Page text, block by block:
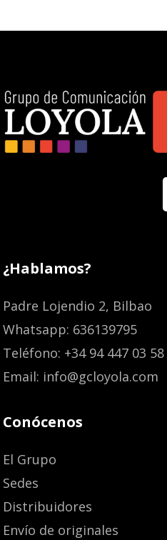
¿Hablamos?
Padre Lojendio 2, Bilbao
Whatsapp: 636139795
Teléfono: +34 94 447 03 58
Email: info@gcloyola.com
Conócenos
El Grupo
Sedes
Distribuidores
Envío de originales